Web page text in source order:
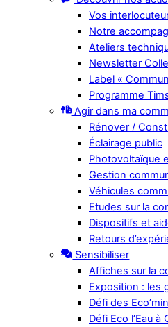
Vos
Notre
Ateliers
Newsletter
Label «
Programme
Agir dans ma
Rénover /
Éclairage public
Photovoltaïque
Gestion
Véhicules
Etudes sur la
Dispositifs et
Retours
Sensibiliser
Affiches sur la
Exposition : les
Défi des
Défi Eco l’Eau à